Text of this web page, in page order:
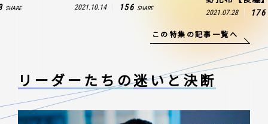
SHARE 2021.10.14 156 SHARE
2021.07.28 176
この特集の記事一覧へ
リーダーたちの迷いと決断